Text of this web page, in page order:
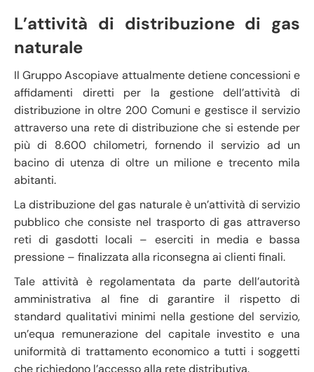
L’attività di distribuzione di gas
naturale
Il Gruppo Ascopiave attualmente detiene concessioni e
affidamenti diretti per la gestione dell’attività di
distribuzione in oltre 200 Comuni e gestisce il servizio
attraverso una rete di distribuzione che si estende per
più di 8.600 chilometri, fornendo il servizio ad un
bacino di utenza di oltre un milione e trecento mila
abitanti.
La distribuzione del gas naturale è un’attività di servizio
pubblico che consiste nel trasporto di gas attraverso
reti di gasdotti locali – eserciti in media e bassa
pressione – finalizzata alla riconsegna ai clienti finali.
Tale attività è regolamentata da parte dell’autorità
amministrativa al fine di garantire il rispetto di
standard qualitativi minimi nella gestione del servizio,
un’equa remunerazione del capitale investito e una
uniformità di trattamento economico a tutti i soggetti